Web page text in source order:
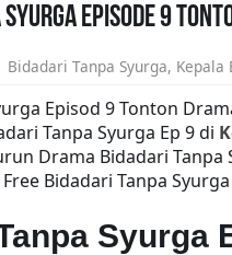
Episode 9
Bidadari Tanpa Syurga, Kepala
Episod 9 Tonton
Tanpa Syurga Ep 9 di
Drama Bidadari Tanpa
Bidadari Tanpa
Syurga